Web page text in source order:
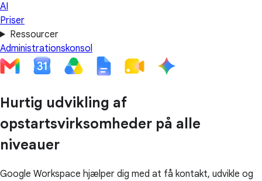
AI
Priser
Ressourcer
Administrationskonsol
Hurtig udvikling af
opstartsvirksomheder på alle
niveauer
Google Workspace hjælper dig med at få kontakt, udvikle og